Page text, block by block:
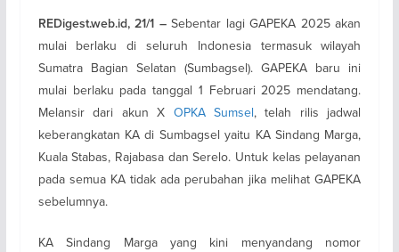
REDigest.web.id, 21/1 –Sebentar lagi GAPEKA 2025 akan
mulai berlaku di seluruh Indonesia termasuk wilayah
Sumatra Bagian Selatan (Sumbagsel). GAPEKA baru ini
mulai berlaku pada tanggal 1 Februari 2025 mendatang.
Melansir dari akun X OPKA Sumsel, telah rilis jadwal
keberangkatan KA di Sumbagsel yaitu KA Sindang Marga,
Kuala Stabas, Rajabasa dan Serelo. Untuk kelas pelayanan
pada semua KA tidak ada perubahan jika melihat GAPEKA
sebelumnya.
KA Sindang Marga yang kini menyandang nomor